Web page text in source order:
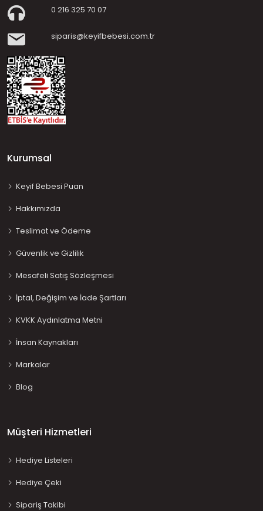
0 216 325 70 07
siparis@keyifbebesi.com.tr
Kurumsal
Keyif Bebesi Puan
Hakkımızda
Teslimat ve Ödeme
Güvenlik ve Gizlilik
Mesafeli Satış Sözleşmesi
İptal, Değişim ve İade Şartları
KVKK Aydınlatma Metni
İnsan Kaynakları
Markalar
Blog
Müşteri Hizmetleri
Hediye Listeleri
Hediye Çeki
Sipariş Takibi